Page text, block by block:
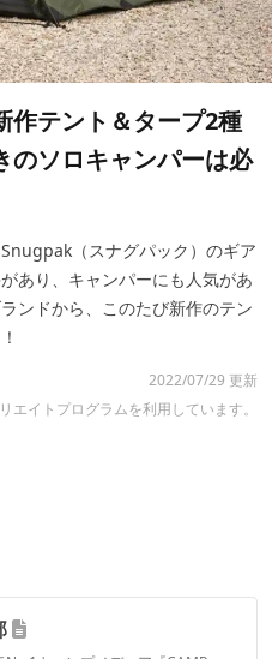
作テント＆タープ2種
のソロキャンパーは必
（スナグパック）のギア
あり、キャンパーにも人気があ
ンドから、このたび新作のテン
2022/07/29 更新
エイトプログラムを利用しています。